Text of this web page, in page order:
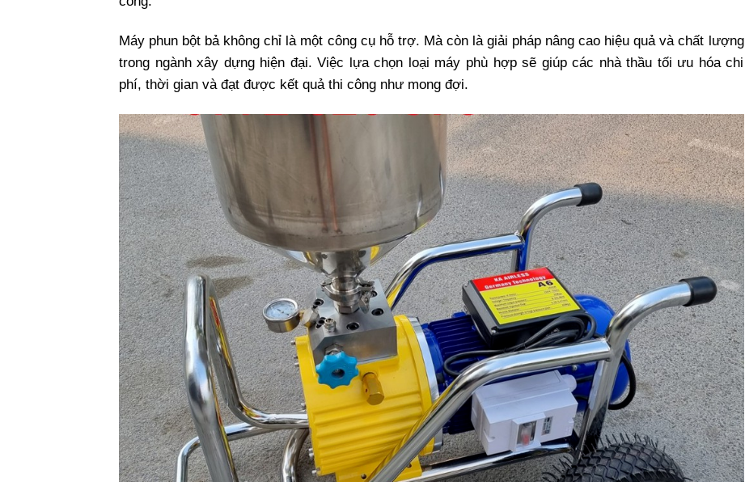
Máy phun bột bả không chỉ là một công cụ hỗ trợ. Mà còn là giải pháp nâng cao hiệu quả và chất lượng
trong ngành xây dựng hiện đại. Việc lựa chọn loại máy phù hợp sẽ giúp các nhà thầu tối ưu hóa chi
phí, thời gian và đạt được kết quả thi công như mong đợi.